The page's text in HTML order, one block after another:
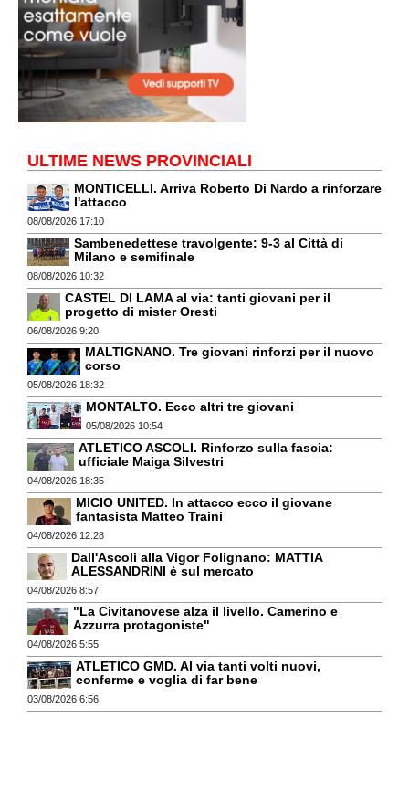
ULTIME NEWS PROVINCIALI
MONTICELLI. Arriva Roberto Di Nardo a rinforzare
l'attacco
08/08/2026 17:10
Sambenedettese travolgente: 9-3 al Città di
Milano e semifinale
08/08/2026 10:32
CASTEL DI LAMA al via: tanti giovani per il
progetto di mister Oresti
06/08/2026 9:20
MALTIGNANO. Tre giovani rinforzi per il nuovo
corso
05/08/2026 18:32
MONTALTO. Ecco altri tre giovani
05/08/2026 10:54
ATLETICO ASCOLI. Rinforzo sulla fascia:
ufficiale Maiga Silvestri
04/08/2026 18:35
MICIO UNITED. In attacco ecco il giovane
fantasista Matteo Traini
04/08/2026 12:28
Dall'Ascoli alla Vigor Folignano: MATTIA
ALESSANDRINI è sul mercato
04/08/2026 8:57
"La Civitanovese alza il livello. Camerino e
Azzurra protagoniste"
04/08/2026 5:55
ATLETICO GMD. Al via tanti volti nuovi,
conferme e voglia di far bene
03/08/2026 6:56